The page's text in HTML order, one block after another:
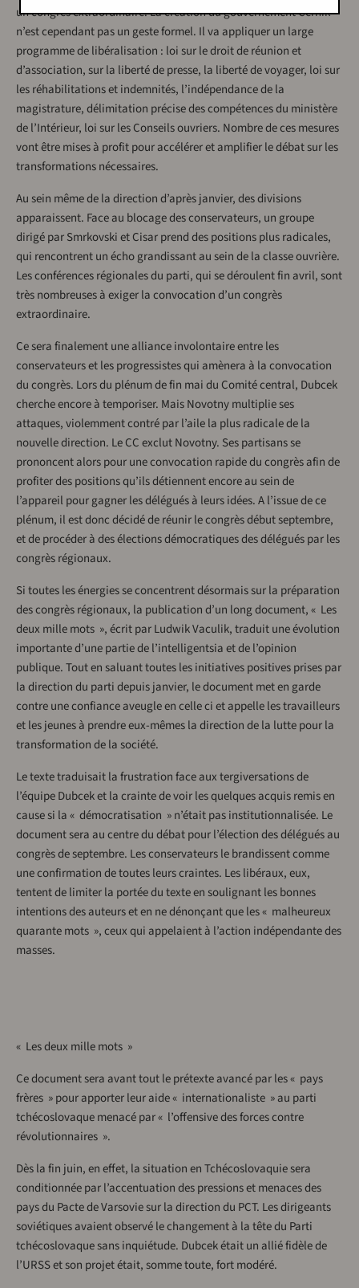
un congrès extraordinaire. La création du gouvernement Cernik
n’est cependant pas un geste formel. Il va appliquer un large
programme de libéralisation : loi sur le droit de réunion et
d’association, sur la liberté de presse, la liberté de voyager, loi sur
les réhabilitations et indemnités, l’indépendance de la
magistrature, délimitation précise des compétences du ministère
de l’Intérieur, loi sur les Conseils ouvriers. Nombre de ces mesures
vont être mises à profit pour accélérer et amplifier le débat sur les
transformations nécessaires.
Au sein même de la direction d’après janvier, des divisions
apparaissent. Face au blocage des conservateurs, un groupe
dirigé par Smrkovski et Cisar prend des positions plus radicales,
qui rencontrent un écho grandissant au sein de la classe ouvrière.
Les conférences régionales du parti, qui se déroulent fin avril, sont
très nombreuses à exiger la convocation d’un congrès
extraordinaire.
Ce sera finalement une alliance involontaire entre les
conservateurs et les progressistes qui amènera à la convocation
du congrès. Lors du plénum de fin mai du Comité central, Dubcek
cherche encore à temporiser. Mais Novotny multiplie ses
attaques, violemment contré par l’aile la plus radicale de la
nouvelle direction. Le CC exclut Novotny. Ses partisans se
prononcent alors pour une convocation rapide du congrès afin de
profiter des positions qu’ils détiennent encore au sein de
l’appareil pour gagner les délégués à leurs idées. A l’issue de ce
plénum, il est donc décidé de réunir le congrès début septembre,
et de procéder à des élections démocratiques des délégués par les
congrès régionaux.
Si toutes les énergies se concentrent désormais sur la préparation
des congrès régionaux, la publication d’un long document, « Les
deux mille mots », écrit par Ludwik Vaculik, traduit une évolution
importante d’une partie de l’intelligentsia et de l’opinion
publique. Tout en saluant toutes les initiatives positives prises par
la direction du parti depuis janvier, le document met en garde
contre une confiance aveugle en celle ci et appelle les travailleurs
et les jeunes à prendre eux-mêmes la direction de la lutte pour la
transformation de la société.
Le texte traduisait la frustration face aux tergiversations de
l’équipe Dubcek et la crainte de voir les quelques acquis remis en
cause si la « démocratisation » n’était pas institutionnalisée. Le
document sera au centre du débat pour l’élection des délégués au
congrès de septembre. Les conservateurs le brandissent comme
une confirmation de toutes leurs craintes. Les libéraux, eux,
tentent de limiter la portée du texte en soulignant les bonnes
intentions des auteurs et en ne dénonçant que les « malheureux
quarante mots », ceux qui appelaient à l’action indépendante des
masses.
« Les deux mille mots »
Ce document sera avant tout le prétexte avancé par les « pays
frères » pour apporter leur aide « internationaliste » au parti
tchécoslovaque menacé par « l’offensive des forces contre
révolutionnaires ».
Dès la fin juin, en effet, la situation en Tchécoslovaquie sera
conditionnée par l’accentuation des pressions et menaces des
pays du Pacte de Varsovie sur la direction du PCT. Les dirigeants
soviétiques avaient observé le changement à la tête du Parti
tchécoslovaque sans inquiétude. Dubcek était un allié fidèle de
l’URSS et son projet était, somme toute, fort modéré.